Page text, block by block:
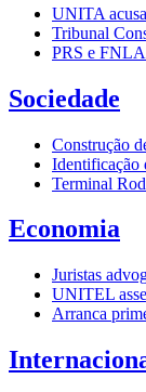
UNITA
Tribunal
PRS e FNLA
Sociedade
Construção
Identificação
Terminal
Economia
Juristas
UNITEL
Arranca